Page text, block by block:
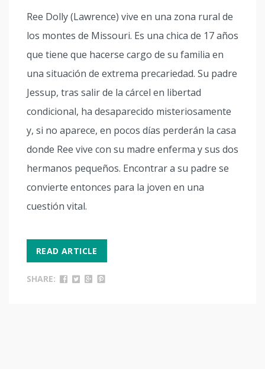
Ree Dolly (Lawrence) vive en una zona rural de
los montes de Missouri. Es una chica de 17 años
que tiene que hacerse cargo de su familia en
una situación de extrema precariedad. Su padre
Jessup, tras salir de la cárcel en libertad
condicional, ha desaparecido misteriosamente
y, si no aparece, en pocos días perderán la casa
donde Ree vive con su madre enferma y sus dos
hermanos pequeños. Encontrar a su padre se
convierte entonces para la joven en una
cuestión vital.
READ ARTICLE
SHARE: